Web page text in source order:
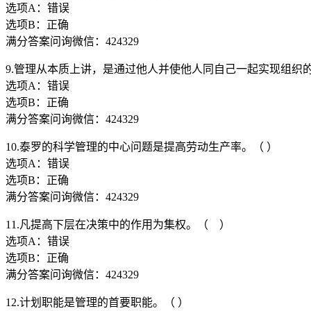
选项A：错误
选项B：正确
满分答案问询微信：424329
9.管理从本质上讲，是通过他人并使他人同自己一起实现组织
选项A：错误
选项B：正确
满分答案问询微信：424329
10.泰罗的科学管理的中心问题是提高劳动生产率。（ ）
选项A：错误
选项B：正确
满分答案问询微信：424329
11.凡提高下层在决策中的作用为集权。（ ）
选项A：错误
选项B：正确
满分答案问询微信：424329
12.计划职能是管理的首要职能。（ ）